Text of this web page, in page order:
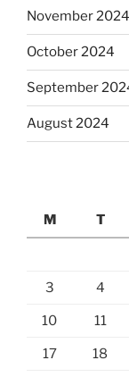
November 2024
October 2024
September
August 2024
M
T
3 4
10 11
17 18